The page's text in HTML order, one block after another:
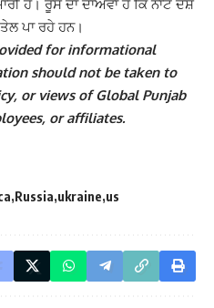
ਹੈ। ਰੂਸ ਦਾ ਦਾਅਵਾ ਹੈ ਕਿ ਨਾਟੋ ਦੇਸ਼
ਪਾ ਰਹੇ ਹਨ।
for informational
should not be taken to
or views of Global Punjab
or affiliates.
Russia ukraine us